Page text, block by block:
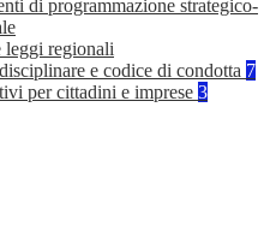
di programmazione strategico-
leggi regionali
e codice di condotta 7
per cittadini e imprese 3